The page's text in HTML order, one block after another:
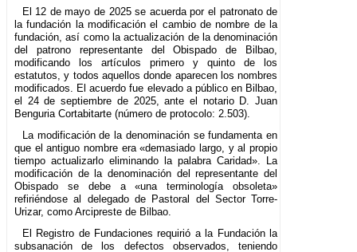
El 12 de mayo de 2025 se acuerda por el patronato de
la fundación la modificación el cambio de nombre de la
fundación, así como la actualización de la denominación
del patrono representante del Obispado de Bilbao,
modificando los artículos primero y quinto de los
estatutos, y todos aquellos donde aparecen los nombres
modificados. El acuerdo fue elevado a público en Bilbao,
el 24 de septiembre de 2025, ante el notario D. Juan
Benguria Cortabitarte (número de protocolo: 2.503).
La modificación de la denominación se fundamenta en
que el antiguo nombre era «demasiado largo, y al propio
tiempo actualizarlo eliminando la palabra Caridad». La
modificación de la denominación del representante del
Obispado se debe a «una terminología obsoleta»
refiriéndose al delegado de Pastoral del Sector Torre-
Urizar, como Arcipreste de Bilbao.
El Registro de Fundaciones requirió a la Fundación la
subsanación de los defectos observados, teniendo